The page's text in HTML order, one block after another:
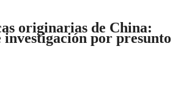
originarias de China:
por presunto